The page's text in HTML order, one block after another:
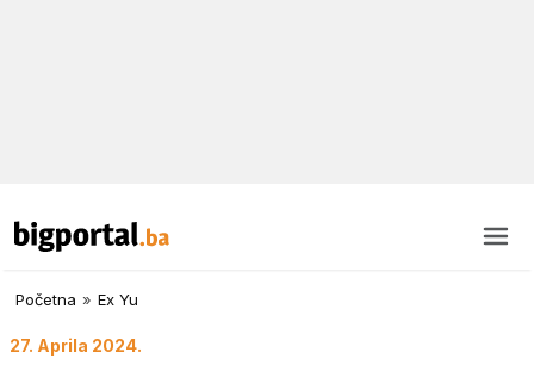
Početna » Ex Yu
27. Aprila 2024.